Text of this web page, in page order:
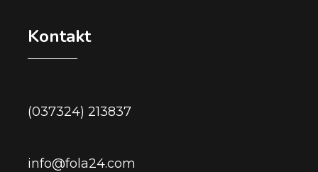
Kontakt
(037324) 213837
info@fola24.com